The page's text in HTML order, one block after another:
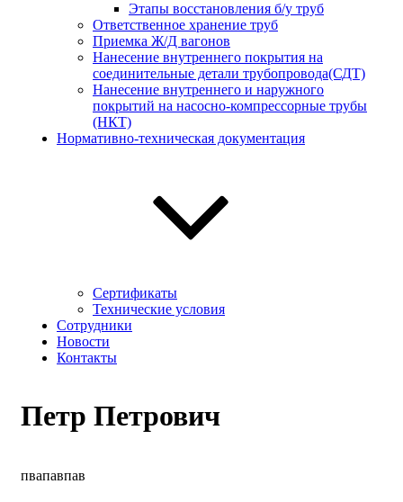
Этапы восстановления б/у труб
Ответственное хранение труб
Приемка Ж/Д вагонов
Нанесение внутреннего покрытия на
соединительные детали трубопровода(СДТ)
Нанесение внутреннего и наружного
покрытий на насосно-компрессорные трубы
(НКТ)
Нормативно-техническая документация
Сертификаты
Технические условия
Сотрудники
Новости
Контакты
Петр Петрович
пвапавпав